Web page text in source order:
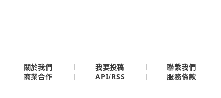
關閉
關於我們 我要投稿
聯繫我們
商業合作
API/RSS 服務條款